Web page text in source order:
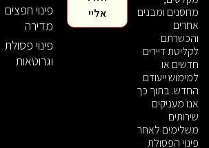
מחסנים ומבנים
אחרים
והכשרתם
לקליטת דיירים
חדשים או
למימוש ייעודם
החדש. בתוך כך
אנו מעניקים
שירותים
משלימים לאחר
פינוי הפסולת
פינוי חפצים
מדירה
פינוי פסולת
וגרוטאות
אליי